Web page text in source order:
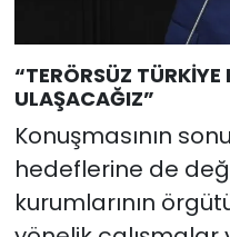
“TERÖRSÜZ TÜRKİYE
ULAŞACAĞIZ”
Konuşmasının
hedeflerine de
kurumlarının